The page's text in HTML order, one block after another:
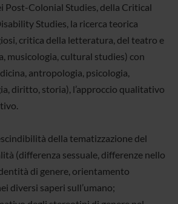
Post-Colonial Studies, della Critical
Studies, la ricerca teorica
critica della letteratura, del teatro e
musicologia, cultural studies) con
antropologia, psicologia,
diritto, storia), l’approccio qualitativo
della tematizzazione del
(differenza sessuale, differenze nello
di genere, orientamento
diversi saperi sull’umano;